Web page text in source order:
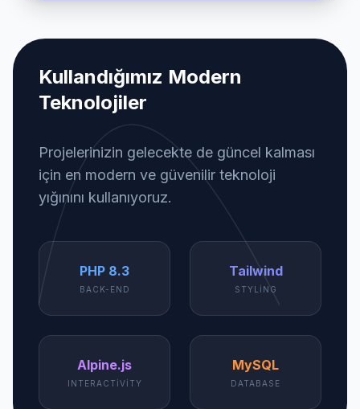
Kullandığımız Modern
Teknolojiler
Projelerinizin gelecekte de güncel kalması
için en modern ve güvenilir teknoloji
yığınını kullanıyoruz.
PHP 8.3
BACK-END
Tailwind
STYLING
Alpine.js
INTERACTIVITY
MySQL
DATABASE